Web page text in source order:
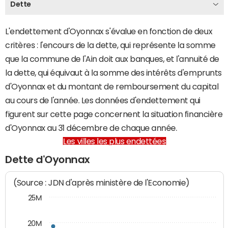
Dette
L'endettement d'Oyonnax s'évalue en fonction de deux
critères : l'encours de la dette, qui représente la somme
que la commune de l'Ain doit aux banques, et l'annuité de
la dette, qui équivaut à la somme des intérêts d'emprunts
d'Oyonnax et du montant de remboursement du capital
au cours de l'année. Les données d'endettement qui
figurent sur cette page concernent la situation financière
d'Oyonnax au 31 décembre de chaque année.
Les villes les plus endettées
Dette d'Oyonnax
(Source : JDN d'après ministère de l'Economie)
20M
25M